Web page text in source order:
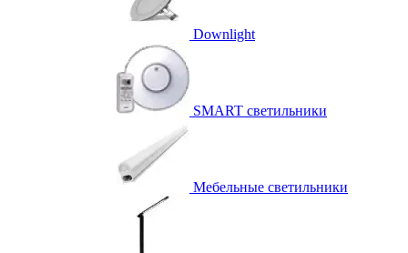
Downlight
SMART светильники
Мебельные светильники